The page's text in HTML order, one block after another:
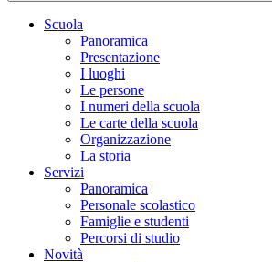
Scuola
Panoramica
Presentazione
I luoghi
Le persone
I numeri della scuola
Le carte della scuola
Organizzazione
La storia
Servizi
Panoramica
Personale scolastico
Famiglie e studenti
Percorsi di studio
Novità